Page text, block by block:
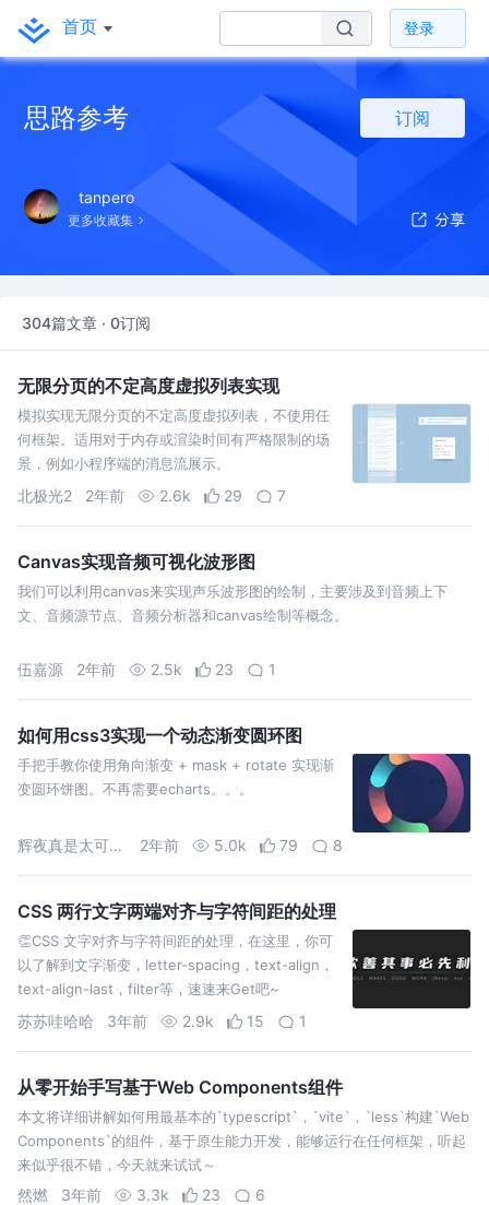
首页 登录
思路参考 订阅
tanpero
更多收藏集
304篇文章 · 0订阅
无限分页的不定高度虚拟列表实现
模拟实现无限分页的不定高度虚拟列表，不使用任
何框架。适用对于内存或渲染时间有严格限制的场
景，例如小程序端的消息流展示。
北极光2 2年前 2.6k 29 7
Canvas实现音频可视化波形图
我们可以利用canvas来实现声乐波形图的绘制，主要涉及到音频上下
文、音频源节点、音频分析器和canvas绘制等概念。
伍嘉源 2年前 2.5k 23 1
如何用css3实现一个动态渐变圆环图
手把手教你使用角向渐变 + mask + rotate 实现渐
变圆环饼图。不再需要echarts。。。
辉夜真是太可爱啦 2年前 5.0k 79 8
CSS 两行文字两端对齐与字符间距的处理
👏CSS 文字对齐与字符间距的处理，在这里，你可
以了解到文字渐变，letter-spacing，text-align，
text-align-last，filter等，速速来Get吧~
苏苏哇哈哈 3年前 2.9k 15 1
从零开始手写基于Web Components组件
本文将详细讲解如何用最基本的`typescript`，`vite`，`less`构建`Web
Components`的组件，基于原生能力开发，能够运行在任何框架，听起
来似乎很不错，今天就来试试～
然燃 3年前 3.3k 23 6